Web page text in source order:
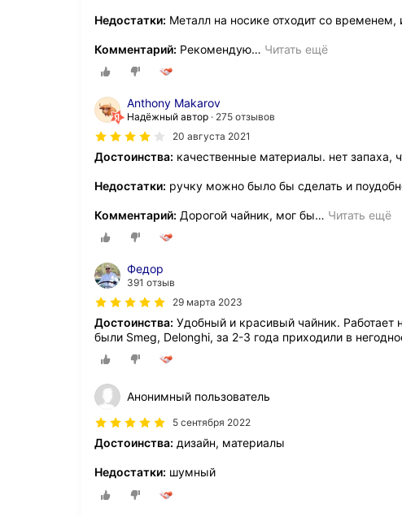
Недостатки: Металл на носике отходит со временем,
Комментарий: Рекомендую… Читать ещё
Anthony Makarov
Надёжный автор
275 отзывов
20 августа 2021
Достоинства: качественные материалы. нет запаха,
Недостатки: ручку можно было бы сделать и
Комментарий: Дорогой чайник, мог бы… Читать ещё
Федор
391 отзыв
29 марта 2023
Достоинства: Удобный и красивый чайник. Работает
были Smeg, Delonghi, за 2-3 года приходили в
Анонимный пользователь
5 сентября 2022
Достоинства: дизайн, материалы
Недостатки: шумный